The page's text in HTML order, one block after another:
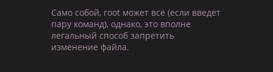
Само собой, root может всё (если введёт
пару команд), однако, это вполне
легальный способ запретить
изменение файла.